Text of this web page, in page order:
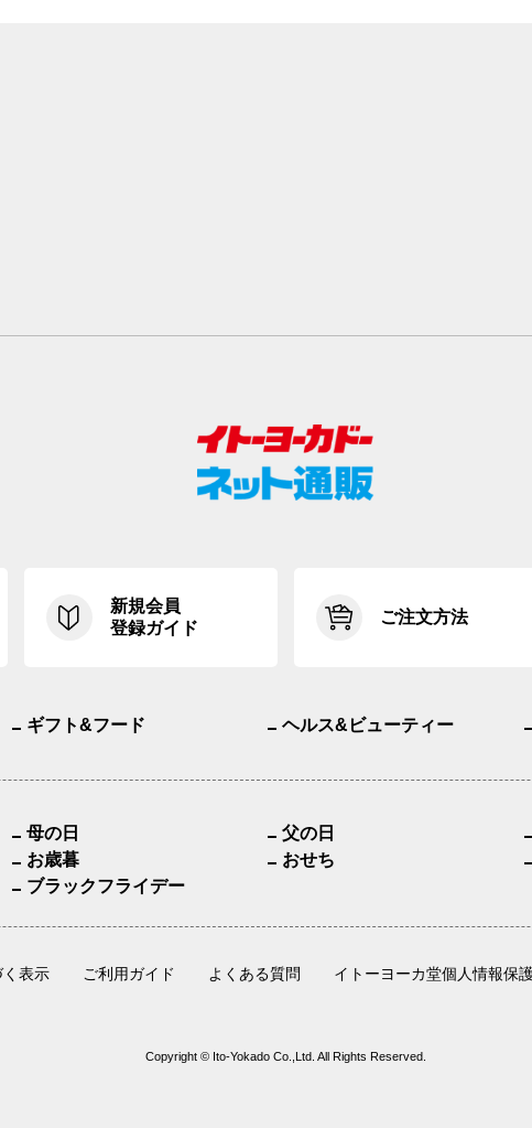
新規会員
登録ガイド
ご注文方法
ギフト&フード ヘルス&ビューティー
母の日
父の日
お歳暮
おせち
ブラックフライデー
表示 ご利用ガイド よくある質問 イトーヨーカ堂個人情報保
Copyright © Ito-Yokado Co.,Ltd. All Rights Reserved.